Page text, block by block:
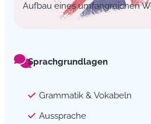
Aufbau eines umfangreichen
Sprachgrundlagen
Grammatik & Vokabeln
Aussprache